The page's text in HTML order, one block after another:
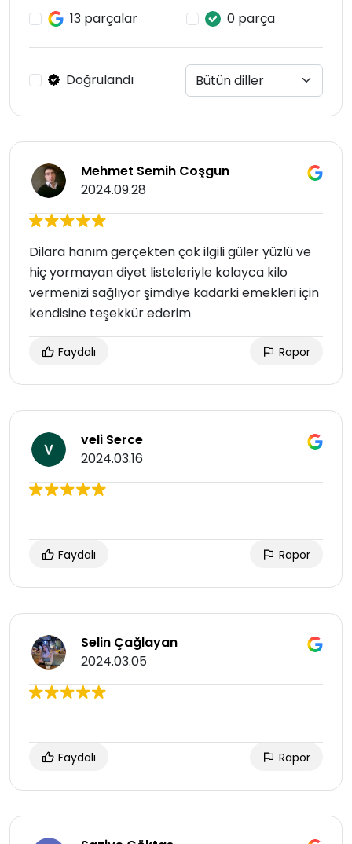
13 parçalar
0 parça
Doğrulandı
Mehmet Semih Coşgun
2024.09.28
Dilara hanım gerçekten çok ilgili güler yüzlü ve
hiç yormayan diyet listeleriyle kolayca kilo
vermenizi sağlıyor şimdiye kadarki emekleri için
kendisine teşekkür ederim
Faydalı Rapor
veli Serce
2024.03.16
Faydalı Rapor
Selin Çağlayan
2024.03.05
Faydalı Rapor